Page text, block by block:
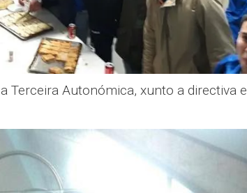
Terceira Autonómica, xunto a directiva e